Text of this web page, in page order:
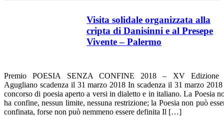
Premio POESIA SENZA CONFINE 2018 – XV Edizione
Agugliano scadenza il 31 marzo 2018 In scadenza il 31 marzo
concorso di poesia aperto a versi in dialetto e in italiano. La Poesia
ha confine, nessun limite, nessuna restrizione; la Poesia non può
confinata, forse non può nemmeno essere definita Il […]
Visita solidale organizzata alla
cripta di Danisinni e al Presepe
Vivente – Palermo